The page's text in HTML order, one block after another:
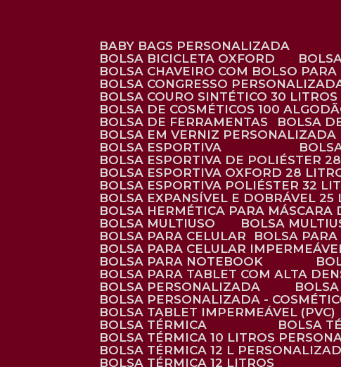
BABY BAGS PERSONALIZADA
BOLSA BICICLETA OXFORD
BOLSA CHAVEIRO COM BOLSO
BOLSA CONGRESSO
BOLSA COURO SINTÉTICO 30 LITROS
BOLSA DE COSMÉTICOS 100
BOLSA DE FERRAMENTAS
BOLSA
BOLSA EM VERNIZ PERSONALIZADA
BOLSA ESPORTIVA
BOLSA ESPORTIVA DE POLIÉSTER
BOLSA ESPORTIVA OXFORD 28
BOLSA ESPORTIVA POLIÉSTER 32
BOLSA EXPANSÍVEL E DOBRÁVEL 25
BOLSA HERMÉTICA PARA MÁSCARA
BOLSA MULTIUSO
BOLSA
BOLSA PARA CELULAR
BOLSA
BOLSA PARA CELULAR
BOLSA PARA NOTEBOOK
BOLSA PARA TABLET COM ALTA
BOLSA PERSONALIZADA
BOLSA PERSONALIZADA -
BOLSA TABLET IMPERMEÁVEL (PVC)
BOLSA TÉRMICA
BOLSA
BOLSA TÉRMICA 10 LITROS
BOLSA TÉRMICA 12 L
BOLSA TÉRMICA 12 LITROS